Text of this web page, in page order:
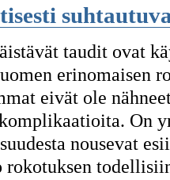
taudit ovat
erinomaisen
eivät ole
On
nousevat